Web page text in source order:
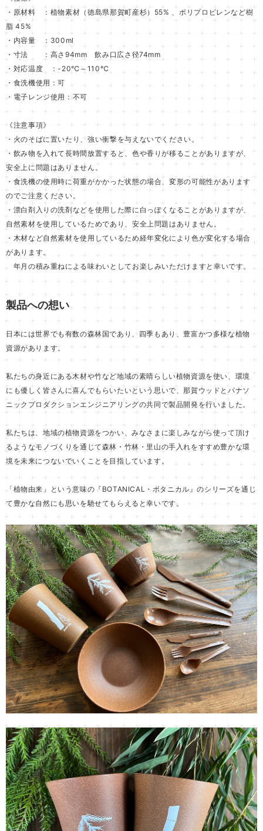
・原材料 ：植物素材（徳島県那賀町産杉）55% 、ポリプロピレンなど樹
脂 45%
・内容量 ：300ml
・寸法 ：高さ94mm 飲み口広さ径74mm
・対応温度 ：-20℃～110℃
・食洗機使用：可
・電子レンジ使用：不可
《注意事項》
・火のそばに置いたり、強い衝撃を与えないでください。
・飲み物を入れて長時間放置すると、色や香りが移ることがありますが、
安全上に問題はありません。
・食洗機の使用時に荷重がかかった状態の場合、変形の可能性があります
のでご注意ください。
・漂白剤入りの洗剤などを使用した際に白っぽくなることがありますが、
自然素材を使用しているためであり、安全上問題はありません。
・木材など自然素材を使用しているため経年変化により色が変化する場合
があります。
年月の積み重ねによる味わいとしてお楽しみいただけますと幸いです。
製品への想い
日本には世界でも有数の森林国であり、四季もあり、豊富かつ多様な植物
資源があります。
私たちの身近にある木材や竹など地域の素晴らしい植物資源を使い、環境
にも優しく皆さんに喜んでもらいたいという思いで、那賀ウッドとパナソ
ニックプロダクションエンジニアリングの共同で製品開発を行いました。
私たちは、地域の植物資源をつかい、みなさまに楽しみながら使って頂け
るようなモノづくりを通じて森林・竹林・里山の手入れをすすめ豊かな環
境を未来につないでいくことを目指しています。
「植物由来」という意味の『BOTANICAL・ボタニカル』のシリーズを通じ
て豊かな自然にも思いを馳せてもらえると幸いです。